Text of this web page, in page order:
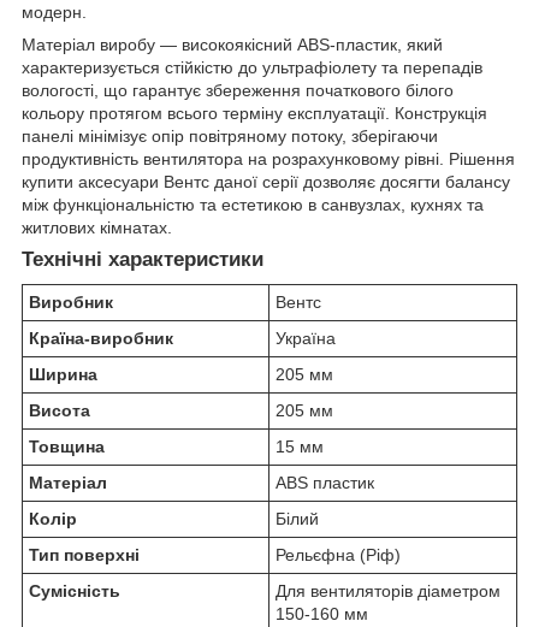
модерн.
Матеріал виробу — високоякісний ABS-пластик, який
характеризується стійкістю до ультрафіолету та перепадів
вологості, що гарантує збереження початкового білого
кольору протягом всього терміну експлуатації. Конструкція
панелі мінімізує опір повітряному потоку, зберігаючи
продуктивність вентилятора на розрахунковому рівні. Рішення
купити аксесуари Вентс даної серії дозволяє досягти балансу
між функціональністю та естетикою в санвузлах, кухнях та
житлових кімнатах.
Технічні характеристики
Виробник
Вентс
Країна-виробник
Україна
Ширина
205 мм
Висота
205 мм
Товщина
15 мм
Матеріал
ABS пластик
Колір
Білий
Тип поверхні
Рельєфна (Ріф)
Сумісність
Для вентиляторів діаметром
150-160 мм